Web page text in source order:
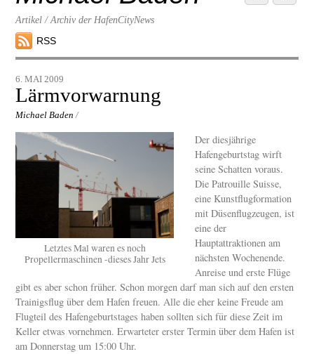
Artikel / Archiv der HafenCityNews
RSS
down
6. MAI 2009
Lärmvorwarnung
Michael Baden /
Letztes Mal waren es noch
Propellermaschinen -dieses Jahr Jets
Der diesjährige
Hafengeburtstag wirft
seine Schatten voraus.
Die Patrouille Suisse,
eine Kunstflugformation
mit Düsenflugzeugen, ist
eine der
Hauptattraktionen am
nächsten Wochenende.
Anreise und erste Flüge
gibt es aber schon früher. Schon morgen darf man sich auf den ersten
Trainigsflug über dem Hafen freuen. Alle die eher keine Freude am
Flugteil des Hafengeburtstages haben sollten sich für diese Zeit im
Keller etwas vornehmen. Erwarteter erster Termin über dem Hafen ist
am Donnerstag um 15:00 Uhr.